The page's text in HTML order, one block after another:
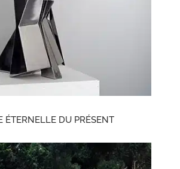
ÉTERNELLE DU PRÉSENT